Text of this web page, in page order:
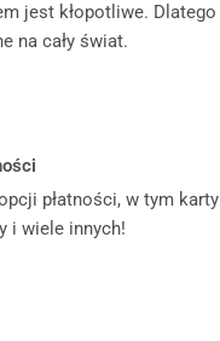
jest kłopotliwe. Dlatego
na cały świat.
płatności, w tym karty
i wiele innych!